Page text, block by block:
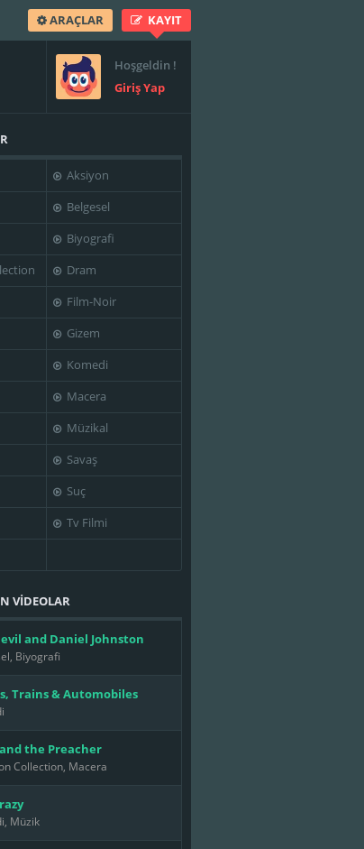
ARAÇLAR KAYIT
Hoşgeldin !
Giriş Yap
Aksiyon
Belgesel
Biyografi
Dram
Film-Noir
Gizem
Komedi
Macera
Müzikal
Savaş
Suç
Tv Filmi
VİDEOLAR
and Daniel Johnston
Biyografi
Trains & Automobiles
the Preacher
Collection, Macera
Müzik